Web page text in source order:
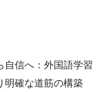
自信へ：外国語学習
明確な道筋の構築